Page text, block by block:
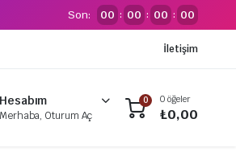
Son: 00 : 00 : 00 : 00
İletişim
Hesabım
Merhaba, Oturum Aç
0 0 öğeler
₺0,00